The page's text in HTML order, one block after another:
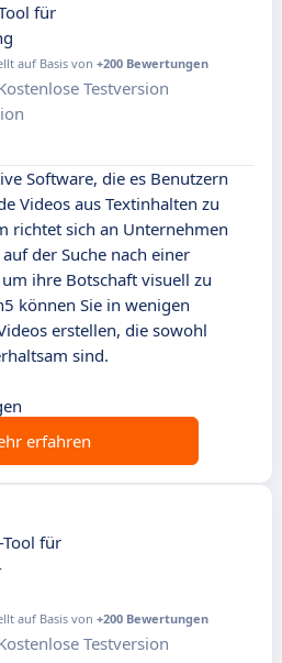
für
auf Basis von +200 Bewertungen
Testversion
Software, die es Benutzern
Videos aus Textinhalten zu
richtet sich an Unternehmen
der Suche nach einer
ihre Botschaft visuell zu
können Sie in wenigen
erstellen, die sowohl
sind.
erfahren
für
auf Basis von +200 Bewertungen
Testversion